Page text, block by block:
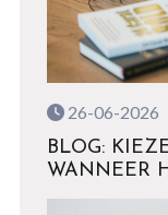
26-06-2026
BLOG:
WANNEER